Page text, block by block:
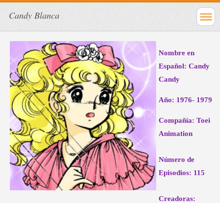
Candy Blanca
Nombre en
Español: Candy
Candy
Año: 1976- 1979
Compañía: Toei
Animation
Número de
Episodios: 115
Creadoras: